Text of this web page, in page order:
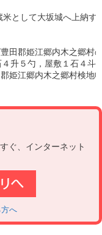
して大坂城へ上納す
郡姫江郷内木之郷村の
，屋敷１石４斗７
ぐ、インターネット
へ